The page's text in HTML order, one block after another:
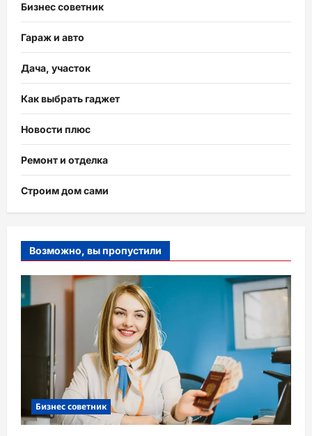
Бизнес советник
Гараж и авто
Дача, участок
Как выбрать гаджет
Новости плюс
Ремонт и отделка
Строим дом сами
Возможно, вы пропустили
Бизнес советник